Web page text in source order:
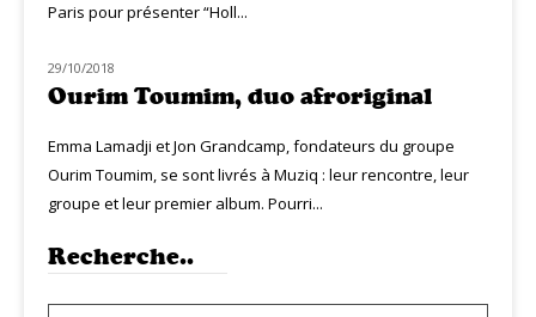
Paris pour présenter “Holl...
MUZIQ INTERVIEW
29/10/2018
Ourim Toumim, duo afroriginal
Emma Lamadji et Jon Grandcamp, fondateurs du groupe
Ourim Toumim, se sont livrés à Muziq : leur rencontre, leur
groupe et leur premier album. Pourri...
Recherche..